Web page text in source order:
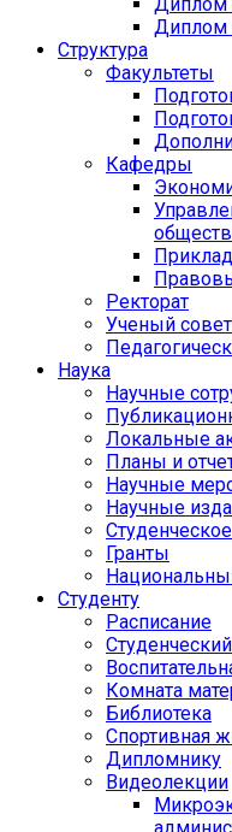
Диплом
Структура
Факультеты
Кафедры
Ректорат
Ученый совет
Наука
Научные
Локальные
Планы и
Научные
Научные
Гранты
Студенту
Расписание
Комната
Библиотека
Спортивная
Дипломнику
Видеолекции